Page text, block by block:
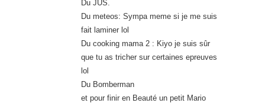
Du JUS.
Du meteos: Sympa meme si je me suis
fait laminer lol
Du cooking mama 2 : Kiyo je suis sûr
que tu as tricher sur certaines epreuves
lol
Du Bomberman
et pour finir en Beauté un petit Mario